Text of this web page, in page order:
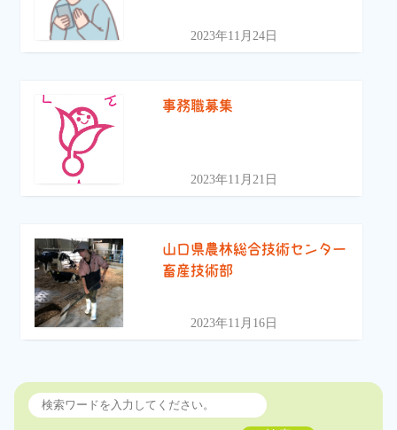
2023年11月24日
事務職募集
2023年11月21日
山口県農林総合技術センター
畜産技術部
2023年11月16日